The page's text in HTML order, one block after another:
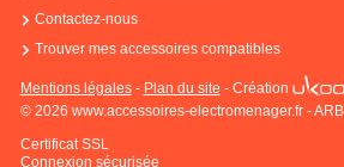
Contactez-nous
Trouver mes accessoires compatibles
Mentions légales- Plan du site - Création
© 2026 www.accessoires-electromenager.fr -
Certificat SSL
Connexion sécurisée